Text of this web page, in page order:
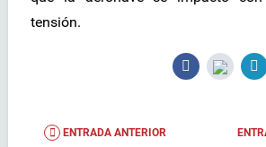
tensión.
ENTRADA ANTERIOR